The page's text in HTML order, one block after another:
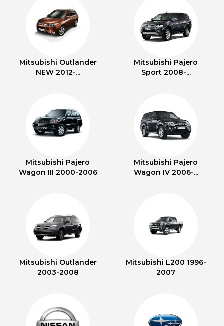
Mitsubishi Outlander
NEW 2012-...
Mitsubishi Pajero
Sport 2008-...
Mitsubishi Pajero
Wagon III 2000-2006
Mitsubishi Pajero
Wagon IV 2006-...
Mitsubishi Outlander
2003-2008
Mitsubishi L200 1996-
2007